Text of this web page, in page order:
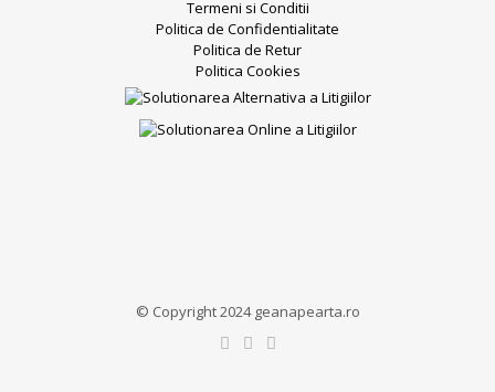
Termeni si Conditii
Politica de Confidentialitate
Politica de Retur
Politica Cookies
© Copyright 2024 geanapearta.ro